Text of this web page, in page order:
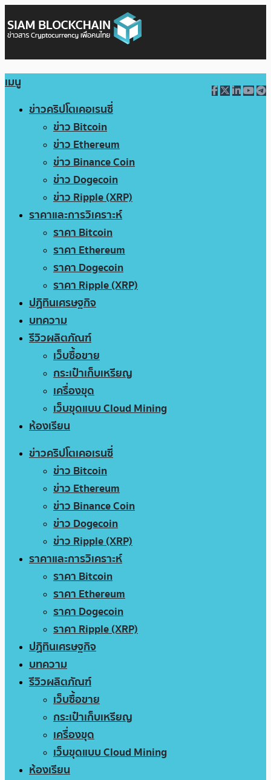
เมนู
ข่าวคริปโตเคอเรนซี่
ข่าว Bitcoin
ข่าว Ethereum
ข่าว Binance Coin
ข่าว Dogecoin
ข่าว Ripple (XRP)
ราคาและการวิเคราะห์
ราคา Bitcoin
ราคา Ethereum
ราคา Dogecoin
ราคา Ripple (XRP)
ปฏิทินเศรษฐกิจ
บทความ
รีวิวผลิตภัณฑ์
เว็บซื้อขาย
กระเป๋าเก็บเหรียญ
เครื่องขุด
เว็บขุดแบบ Cloud Mining
ห้องเรียน
ข่าวคริปโตเคอเรนซี่
ข่าว Bitcoin
ข่าว Ethereum
ข่าว Binance Coin
ข่าว Dogecoin
ข่าว Ripple (XRP)
ราคาและการวิเคราะห์
ราคา Bitcoin
ราคา Ethereum
ราคา Dogecoin
ราคา Ripple (XRP)
ปฏิทินเศรษฐกิจ
บทความ
รีวิวผลิตภัณฑ์
เว็บซื้อขาย
กระเป๋าเก็บเหรียญ
เครื่องขุด
เว็บขุดแบบ Cloud Mining
ห้องเรียน